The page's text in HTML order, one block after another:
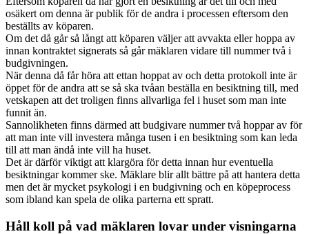
osäkert om denna är publik för de andra i processen eftersom den
beställts av köparen.
Om det då går så långt att köparen väljer att avvakta eller hoppa av
innan kontraktet signerats så går mäklaren vidare till nummer två i
budgivningen.
När denna då får höra att ettan hoppat av och detta protokoll inte är
öppet för de andra att se så ska tvåan beställa en besiktning till, med
vetskapen att det troligen finns allvarliga fel i huset som man inte
funnit än.
Sannolikheten finns därmed att budgivare nummer två hoppar av för
att man inte vill investera många tusen i en besiktning som kan leda
till att man ändå inte vill ha huset.
Det är därför viktigt att klargöra för detta innan hur eventuella
besiktningar kommer ske. Mäklare blir allt bättre på att hantera detta
men det är mycket psykologi i en budgivning och en köpeprocess
som ibland kan spela de olika parterna ett spratt.
Håll koll på vad mäklaren lovar under visningarna